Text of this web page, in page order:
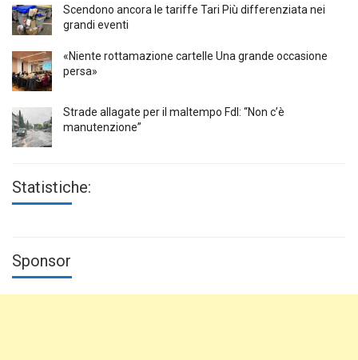
Scendono ancora le tariffe Tari Più differenziata nei
grandi eventi
«Niente rottamazione cartelle Una grande occasione
persa»
Strade allagate per il maltempo FdI: “Non c’è
manutenzione”
Statistiche:
Sponsor